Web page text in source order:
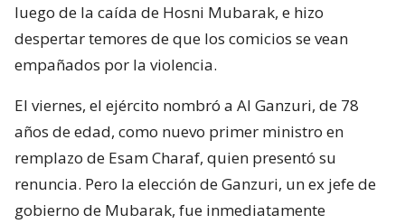
luego de la caída de Hosni Mubarak, e hizo
despertar temores de que los comicios se vean
empañados por la violencia.
El viernes, el ejército nombró a Al Ganzuri, de 78
años de edad, como nuevo primer ministro en
remplazo de Esam Charaf, quien presentó su
renuncia. Pero la elección de Ganzuri, un ex jefe de
gobierno de Mubarak, fue inmediatamente